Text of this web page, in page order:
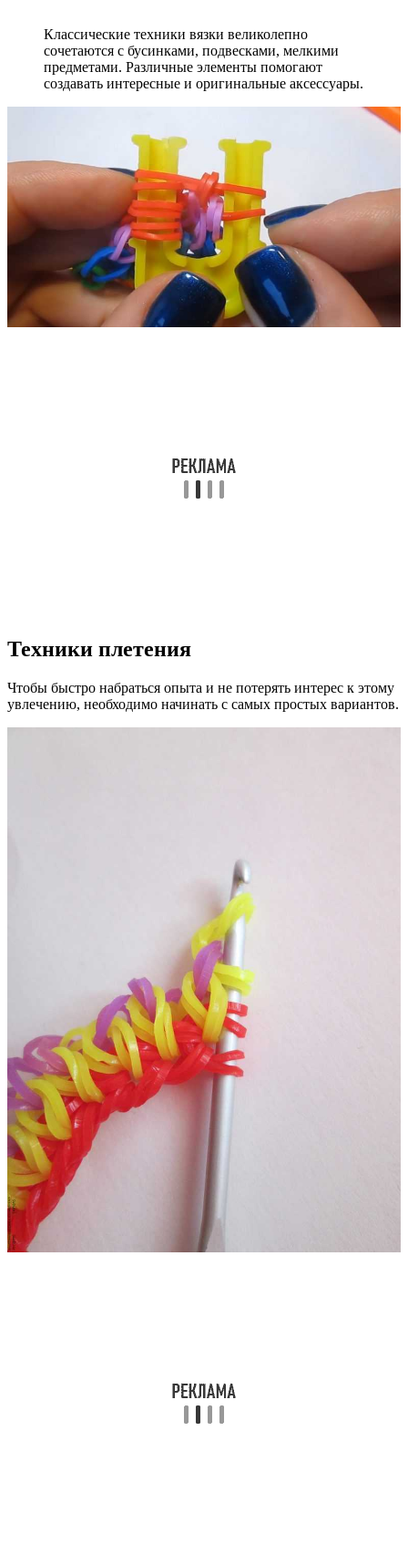
Классические техники вязки великолепно
сочетаются с бусинками, подвесками, мелкими
предметами. Различные элементы помогают
создавать интересные и оригинальные аксессуары.
Техники плетения
Чтобы быстро набраться опыта и не потерять интерес к этому
увлечению, необходимо начинать с самых простых вариантов.